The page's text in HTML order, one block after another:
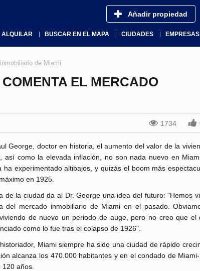
Añadir propiedad
ALQUILAR BUSCAR EN EL MAPA CIUDADES EMPRESAS
de Miami
EL MERCADO
1734
George, doctor en historia, el aumento del valor de la
así como la elevada inflación, no son nada nuevo en
ha experimentado altibajos, y quizás el boom más
en 1925.
de la ciudad da al Dr. George una idea del futuro: "Hemos
del mercado inmobiliario de Miami en el pasado.
de nuevo un periodo de auge, pero no creo que el
como lo fue tras el colapso de 1926".
Miami siempre ha sido una ciudad de rápido
alcanza los 470.000 habitantes y en el condado de
años.